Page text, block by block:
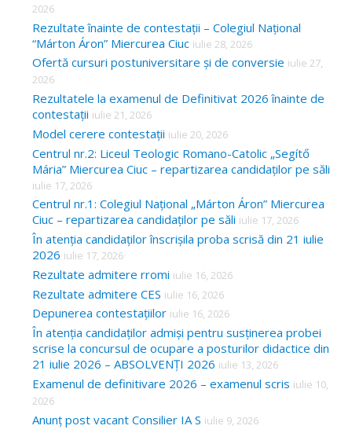
2026
Rezultate înainte de contestații – Colegiul Național
“Márton Áron” Miercurea Ciuc iulie 28, 2026
Ofertă cursuri postuniversitare și de conversie iulie 27,
2026
Rezultatele la examenul de Definitivat 2026 înainte de
contestații iulie 21, 2026
Model cerere contestații iulie 20, 2026
Centrul nr.2: Liceul Teologic Romano-Catolic „Segítő
Mária” Miercurea Ciuc – repartizarea candidaților pe săli
iulie 17, 2026
Centrul nr.1: Colegiul Național „Márton Áron” Miercurea
Ciuc – repartizarea candidaților pe săli iulie 17, 2026
În atenția candidaților înscrișila proba scrisă din 21 iulie
2026 iulie 17, 2026
Rezultate admitere rromi iulie 16, 2026
Rezultate admitere CES iulie 16, 2026
Depunerea contestațiilor iulie 16, 2026
În atenția candidaților admiși pentru susținerea probei
scrise la concursul de ocupare a posturilor didactice din
21 iulie 2026 – ABSOLVENȚI 2026 iulie 13, 2026
Examenul de definitivare 2026 – examenul scris iulie 10,
2026
Anunț post vacant Consilier IA S iulie 9, 2026